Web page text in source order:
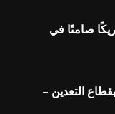
صامتًا في
التعدين –